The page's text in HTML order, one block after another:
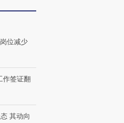
印
教
视线｜“入侵”还是“人道危
机”？难民潮撕裂西班牙
位减少
作签证翻
其动向